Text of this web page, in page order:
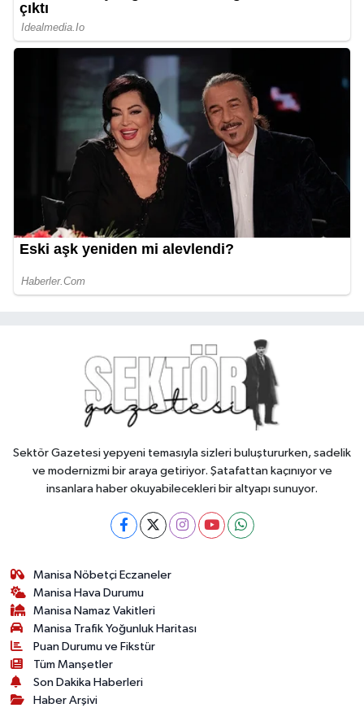
Sektör Gazetesi yepyeni temasıyla sizleri buluştururken, sadelik
ve modernizmi bir araya getiriyor. Şatafattan kaçınıyor ve
insanlara haber okuyabilecekleri bir altyapı sunuyor.
Manisa Nöbetçi Eczaneler
Manisa Hava Durumu
Manisa Namaz Vakitleri
Manisa Trafik Yoğunluk Haritası
Puan Durumu ve Fikstür
Tüm Manşetler
Son Dakika Haberleri
Haber Arşivi